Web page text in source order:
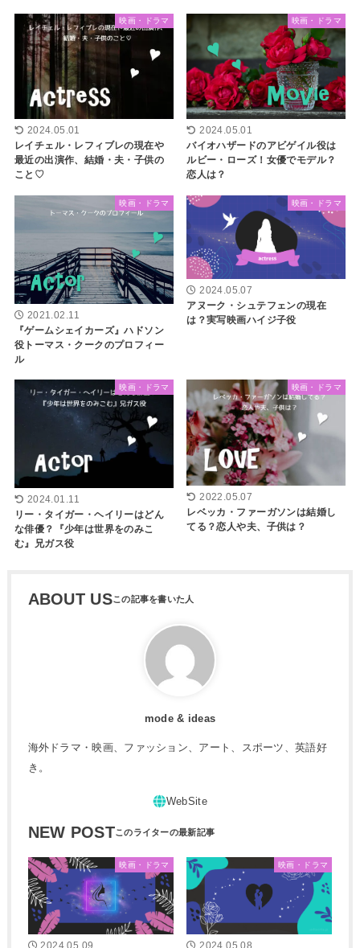
映画・ドラマ
2024.05.01
レイチェル・レフィブレの現在や
最近の出演作、結婚・夫・子供の
こと♡
映画・ドラマ
2024.05.01
バイオハザードのアビゲイル役は
ルビー・ローズ！女優でモデル？
恋人は？
映画・ドラマ
2021.02.11
『ゲームシェイカーズ』ハドソン
役トーマス・クークのプロフィー
ル
映画・ドラマ
2024.05.07
アヌーク・シュテフェンの現在
は？実写映画ハイジ子役
映画・ドラマ
2024.01.11
リー・タイガー・ヘイリーはどん
な俳優？『少年は世界をのみこ
む』兄ガス役
映画・ドラマ
2022.05.07
レベッカ・ファーガソンは結婚し
てる？恋人や夫、子供は？
ABOUT US
mode & ideas
海外ドラマ・映画、ファッション、アート、スポーツ、英語好
き。
NEW POST
映画・ドラマ
2024.05.09
映画・ドラマ
2024.05.08